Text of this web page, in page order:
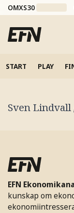
OMXS30
START PLAY
Sven Lindvall
EFN
kunskap om